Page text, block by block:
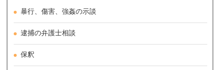
暴行、傷害、強姦の示談
逮捕の弁護士相談
保釈